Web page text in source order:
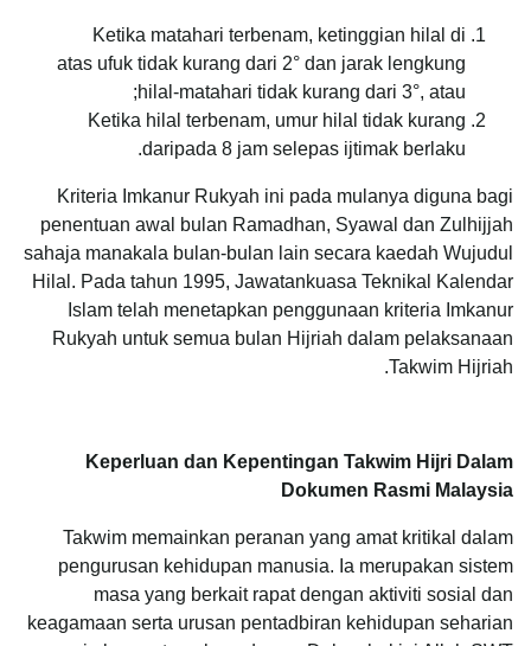
Ketika matahari terbenam, ketinggian hilal di
atas ufuk tidak kurang dari 2° dan jarak lengkung
hilal-matahari tidak kurang dari 3°, atau;
Ketika hilal terbenam, umur hilal tidak kurang
daripada 8 jam selepas ijtimak berlaku.
Kriteria Imkanur Rukyah ini pada mulanya diguna bagi
penentuan awal bulan Ramadhan, Syawal dan Zulhijjah
sahaja manakala bulan-bulan lain secara kaedah Wujudul
Hilal. Pada tahun 1995, Jawatankuasa Teknikal Kalendar
Islam telah menetapkan penggunaan kriteria Imkanur
Rukyah untuk semua bulan Hijriah dalam pelaksanaan
Takwim Hijriah.
Keperluan dan Kepentingan Takwim Hijri Dalam
Dokumen Rasmi Malaysia
Takwim memainkan peranan yang amat kritikal dalam
pengurusan kehidupan manusia. Ia merupakan sistem
masa yang berkait rapat dengan aktiviti sosial dan
keagamaan serta urusan pentadbiran kehidupan seharian